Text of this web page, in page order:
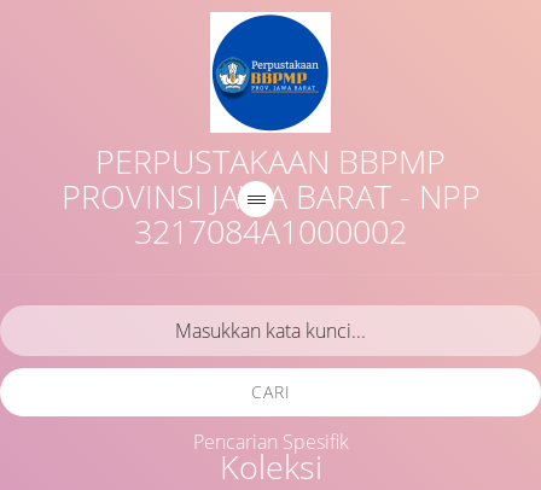
PERPUSTAKAAN BBPMP
PROVINSI JAWA BARAT - NPP
3217084A1000002
Koleksi
CARI
Pencarian Spesifik